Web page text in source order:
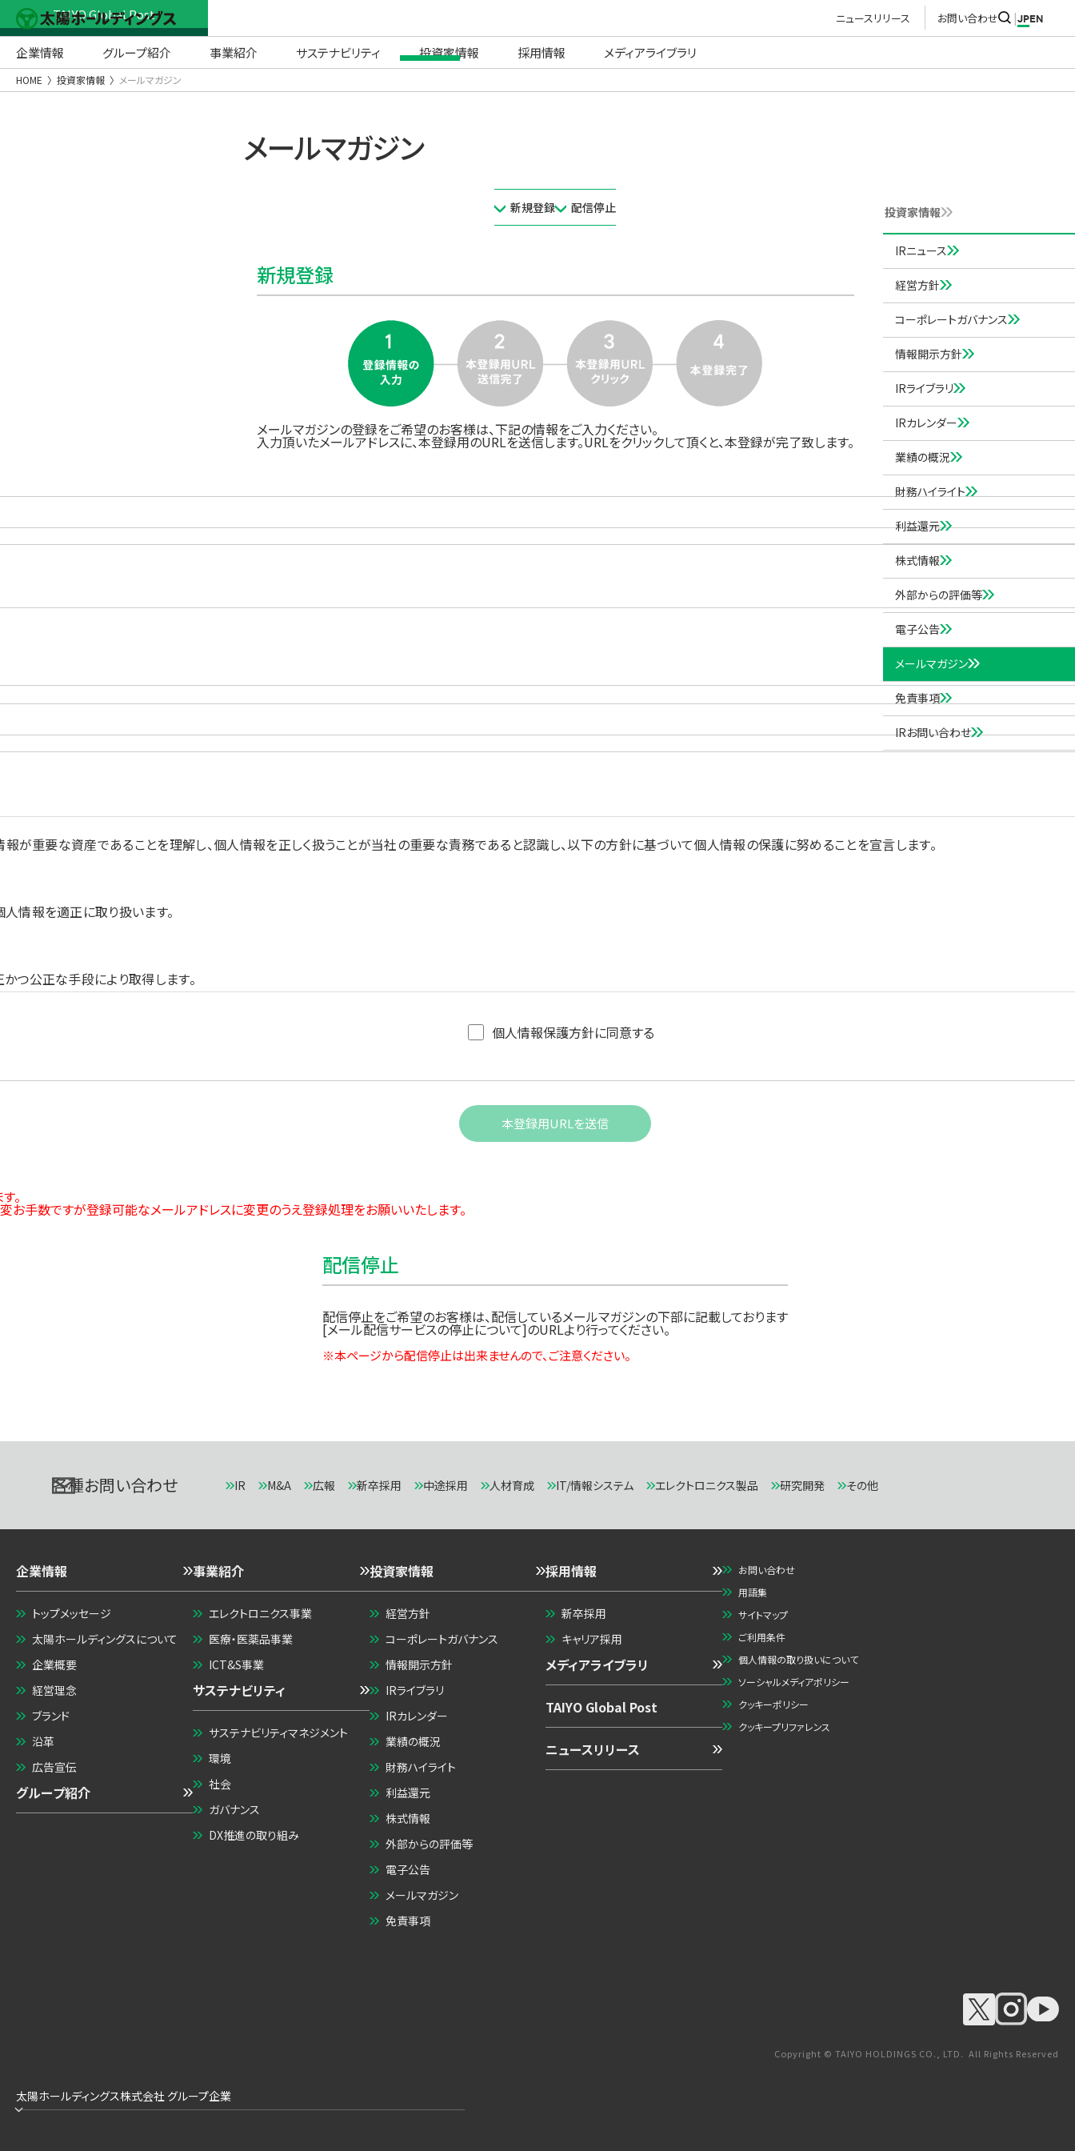
ニュースリリース お問い合わせ JPEN
企業情報 グループ紹介 事業紹介 サステナビリティ 投資家情報 採用情報 メディアライブラリ
TAIYO Global Post
HOME 投資家情報 メールマガジン
投資家情報
IRニュース
経営方針
コーポレートガバナンス
情報開示方針
IRライブラリ
IRカレンダー
業績の概況
財務ハイライト
利益還元
株式情報
外部からの評価等
電子公告
メールマガジン
免責事項
IRお問い合わせ
メールマガジン
新規登録 配信停止
新規登録
メールマガジンの登録をご希望のお客様は、下記の情報をご入力ください。
入力頂いたメールアドレスに、本登録用のURLを送信します。URLをクリックして頂くと、本登録が完了致します。
報が重要な資産であることを理解し、個人情報を正しく扱うことが当社の重要な責務であると認識し、以下の方針に基づいて個人情報の保護に努めることを宣言します。
情報を適正に取り扱います。
つ公正な手段により取得します。
な関連性がある範囲内で、業務の遂行上必要な範囲内において利用します。個人情報を第三者との間で共同利用し、または、個人情報の取扱いを第三者に委託する場合は、共同利用の相手
個人情報保護方針に同意する
。
手数ですが登録可能なメールアドレスに変更のうえ登録処理をお願いいたします。
配信停止
配信停止をご希望のお客様は、配信しているメールマガジンの下部に記載しております
[メール配信サービスの停止について]のURLより行ってください。
※本ページから配信停止は出来ませんので、ご注意ください。
各種お問い合わせ IR M&A 広報 新卒採用 中途採用 人材育成 IT/情報システム エレクトロニクス製品 研究開発 その他
企業情報
トップメッセージ
太陽ホールディングスについて
企業概要
経営理念
ブランド
沿革
広告宣伝
グループ紹介
事業紹介
エレクトロニクス事業
医療・医薬品事業
ICT&S事業
サステナビリティ
サステナビリティマネジメント
環境
社会
ガバナンス
DX推進の取り組み
投資家情報
経営方針
コーポレートガバナンス
情報開示方針
IRライブラリ
IRカレンダー
業績の概況
財務ハイライト
利益還元
株式情報
外部からの評価等
電子公告
メールマガジン
免責事項
採用情報
新卒採用
キャリア採用
メディアライブラリ
TAIYO Global Post
ニュースリリース
お問い合わせ
用語集
サイトマップ
ご利用条件
個人情報の取り扱いについて
ソーシャルメディアポリシー
クッキーポリシー
クッキープリファレンス
Copyright © TAIYO HOLDINGS CO., LTD. All Rights Reserved
太陽ホールディングス株式会社 グループ企業